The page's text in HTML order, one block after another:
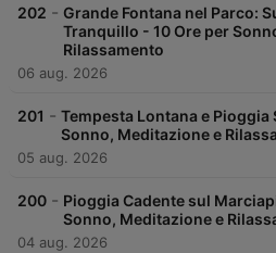
202 - Grande Fontana nel Parco:
Tranquillo - 10 Ore per
Rilassamento
06 aug. 2026
201 - Tempesta Lontana e Pioggia
Sonno, Meditazione e
05 aug. 2026
200 - Pioggia Cadente sul
Sonno, Meditazione e
04 aug. 2026